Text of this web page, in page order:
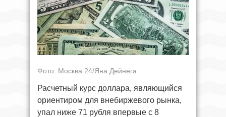
Фото: Москва 24/Яна Дейнега
Расчетный курс доллара, являющийся
ориентиром для внебиржевого рынка,
упал ниже 71 рубля впервые с 8